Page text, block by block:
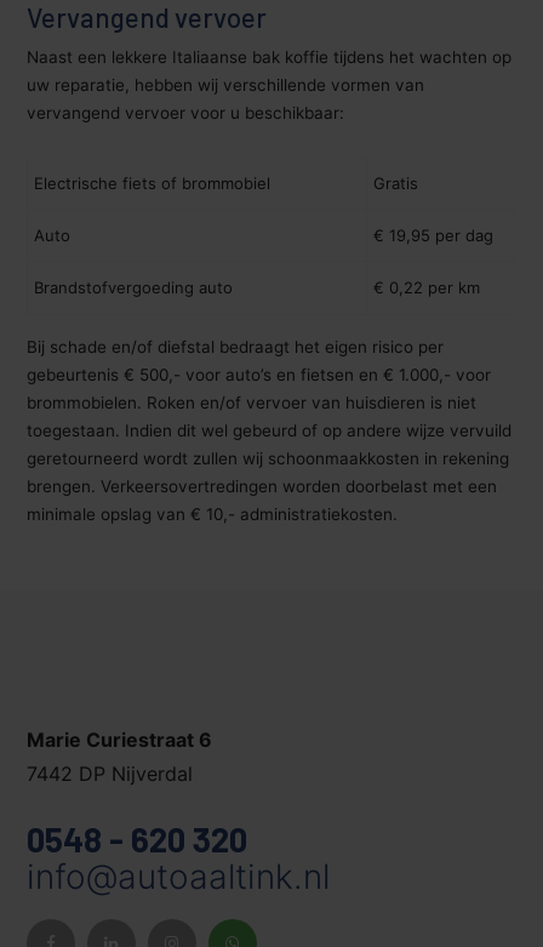
Vervangend vervoer
Naast een lekkere Italiaanse bak koffie tijdens het wachten op
uw reparatie, hebben wij verschillende vormen van
vervangend vervoer voor u beschikbaar:
Electrische fiets of brommobiel Gratis
Auto € 19,95 per dag
Brandstofvergoeding auto € 0,22 per km
Bij schade en/of diefstal bedraagt het eigen risico per
gebeurtenis € 500,- voor auto’s en fietsen en € 1.000,- voor
brommobielen. Roken en/of vervoer van huisdieren is niet
toegestaan. Indien dit wel gebeurd of op andere wijze vervuild
geretourneerd wordt zullen wij schoonmaakkosten in rekening
brengen. Verkeersovertredingen worden doorbelast met een
minimale opslag van € 10,- administratiekosten.
Marie Curiestraat 6
7442 DP Nijverdal
0548 - 620 320
info@autoaaltink.nl